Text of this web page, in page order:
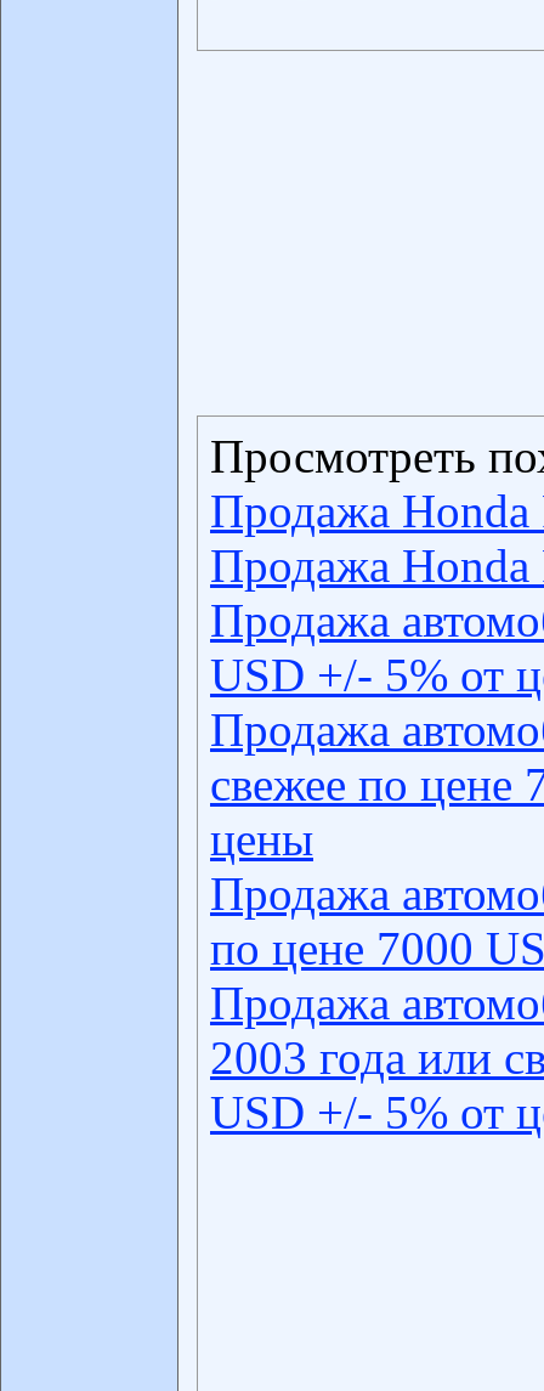
Просмотреть
Продажа Honda
Продажа Honda
Продажа
USD +/- 5% от
Продажа
свежее по цене
цены
Продажа
по цене 7000
Продажа
2003 года или
USD +/- 5% от